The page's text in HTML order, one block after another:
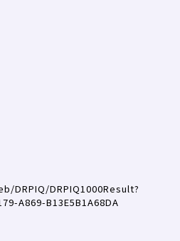
DRPIQ1000Result?
A869-B13E5B1A68DA